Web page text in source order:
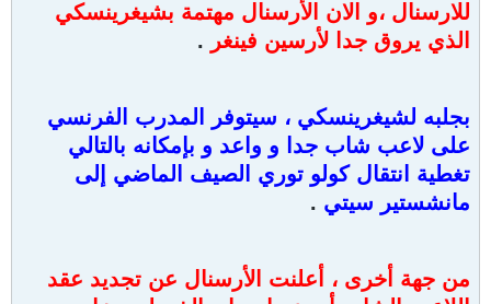
للارسنال ،و الان الأرسنال مهتمة بشيغرينسكي
الذي يروق جدا لأرسين فينغر .
بجلبه لشيغرينسكي ، سيتوفر المدرب الفرنسي
على لاعب شاب جدا و واعد و بإمكانه بالتالي
تغطية انتقال كولو توري الصيف الماضي إلى
مانشستير سيتي .
من جهة أخرى ، أعلنت الأرسنال عن تجديد عقد